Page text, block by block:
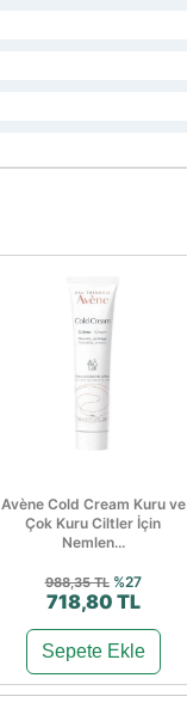
Avène Cold Cream Kuru ve
Çok Kuru Ciltler İçin
Nemlen...
988,35 TL %27
718,80 TL
Sepete Ekle